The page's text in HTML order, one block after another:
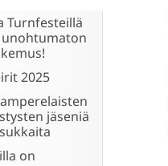
Turnfesteillä
unohtumaton
2025
jäseniä
on